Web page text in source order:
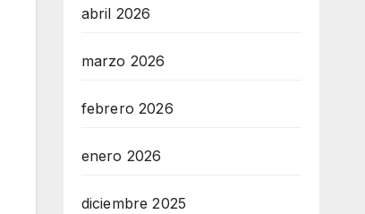
abril 2026
marzo 2026
febrero 2026
enero 2026
diciembre 2025